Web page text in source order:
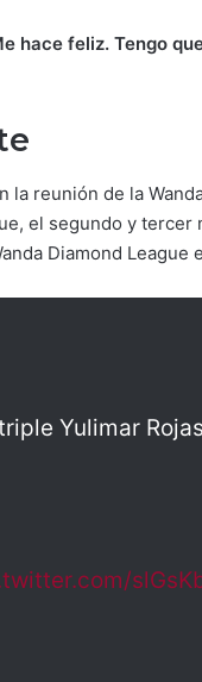
hace feliz. Tengo
reunión de la
el segundo y
Diamond
Yulimar Rojas